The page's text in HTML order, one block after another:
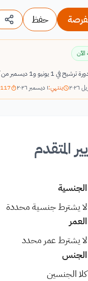
حفظ
يونيو و1 ديسمبر من كل عام
ينتهي:١ ديسمبر ٢٠٢٦ 117 أيام متبقية
المتقدم
الجنسية
لا يشترط جنسية محددة
العمر
لا يشترط عمر محدد
الجنس
كلا الجنسين